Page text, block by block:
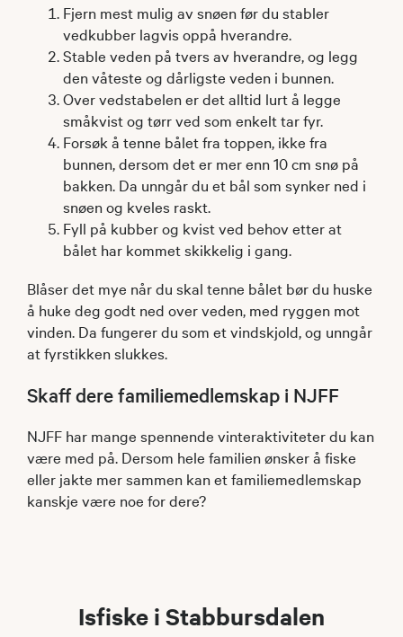
Fjern mest mulig av snøen før du stabler
vedkubber lagvis oppå hverandre.
Stable veden på tvers av hverandre, og legg
den våteste og dårligste veden i bunnen.
Over vedstabelen er det alltid lurt å legge
småkvist og tørr ved som enkelt tar fyr.
Forsøk å tenne bålet fra toppen, ikke fra
bunnen, dersom det er mer enn 10 cm snø på
bakken. Da unngår du et bål som synker ned i
snøen og kveles raskt.
Fyll på kubber og kvist ved behov etter at
bålet har kommet skikkelig i gang.
Blåser det mye når du skal tenne bålet bør du huske
å huke deg godt ned over veden, med ryggen mot
vinden. Da fungerer du som et vindskjold, og unngår
at fyrstikken slukkes. ​
Skaff dere familiemedlemskap i NJFF
NJFF har mange spennende vinteraktiviteter du kan
være med på. Dersom hele familien ønsker å fiske
eller jakte mer sammen kan et familiemedlemskap
kanskje være noe for dere?
Isfiske i Stabbursdalen